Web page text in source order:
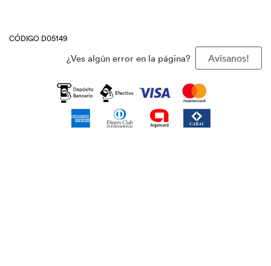
CÓDIGO D05149
¿Ves algún error en la página? Avisanos!